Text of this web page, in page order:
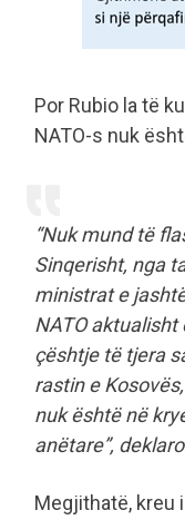
Por Rubio la të
NATO-s nuk
“Nuk mund të
Sinqerisht, nga
ministrat e
NATO aktualisht
çështje të tjera
rastin e
nuk është në
anëtare”,
Megjithatë, kreu